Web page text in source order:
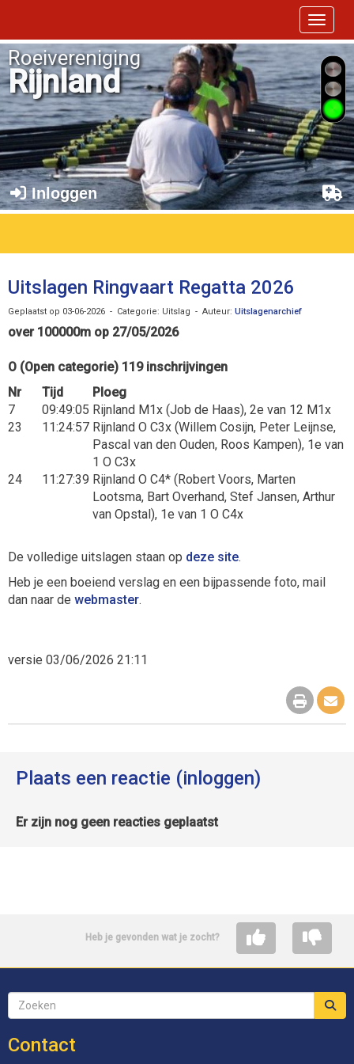
Toggle
Roeivereniging
Rijnland
Inloggen
Uitslagen Ringvaart Regatta 2026
Geplaatst op 03-06-2026 - Categorie: Uitslag - Auteur: Uitslagenarchief
over 100000m op 27/05/2026
O (Open categorie) 119 inschrijvingen
Nr
Tijd
Ploeg
7
09:49:05 Rijnland M1x (Job de Haas), 2e van 12 M1x
23
11:24:57 Rijnland O C3x (Willem Cosijn, Peter Leijnse,
Pascal van den Ouden, Roos Kampen), 1e van
1 O C3x
24
11:27:39 Rijnland O C4* (Robert Voors, Marten
Lootsma, Bart Overhand, Stef Jansen, Arthur
van Opstal), 1e van 1 O C4x
De volledige uitslagen staan op deze site.
Heb je een boeiend verslag en een bijpassende foto, mail
dan naar de webmaster.
versie 03/06/2026 21:11
Plaats een reactie (inloggen)
Er zijn nog geen reacties geplaatst
Heb je gevonden wat je zocht?
Contact